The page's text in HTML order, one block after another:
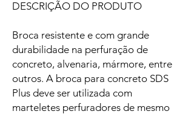
DESCRIÇÃO DO PRODUTO
Broca resistente e com grande
durabilidade na perfuração de
concreto, alvenaria, mármore, entre
outros. A broca para concreto SDS
Plus deve ser utilizada com
marteletes perfuradores de mesmo